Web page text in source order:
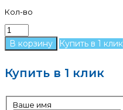
Кол-во
Купить в 1 клик
Купить в 1 клик
Ваше имя